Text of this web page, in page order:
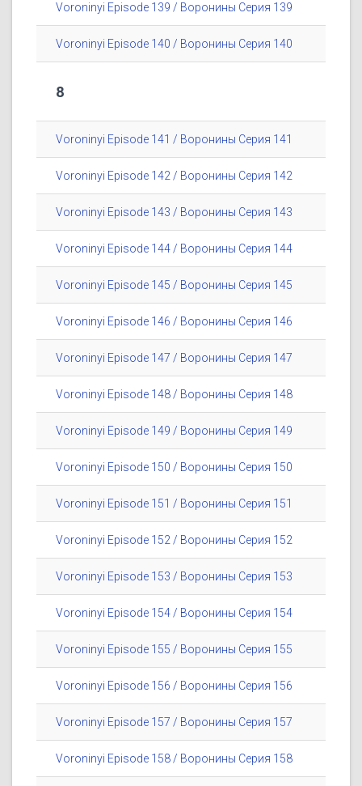
Voroninyi Episode 139 / Воронины Серия 139
Voroninyi Episode 140 / Воронины Серия 140
8
Voroninyi Episode 141 / Воронины Серия 141
Voroninyi Episode 142 / Воронины Серия 142
Voroninyi Episode 143 / Воронины Серия 143
Voroninyi Episode 144 / Воронины Серия 144
Voroninyi Episode 145 / Воронины Серия 145
Voroninyi Episode 146 / Воронины Серия 146
Voroninyi Episode 147 / Воронины Серия 147
Voroninyi Episode 148 / Воронины Серия 148
Voroninyi Episode 149 / Воронины Серия 149
Voroninyi Episode 150 / Воронины Серия 150
Voroninyi Episode 151 / Воронины Серия 151
Voroninyi Episode 152 / Воронины Серия 152
Voroninyi Episode 153 / Воронины Серия 153
Voroninyi Episode 154 / Воронины Серия 154
Voroninyi Episode 155 / Воронины Серия 155
Voroninyi Episode 156 / Воронины Серия 156
Voroninyi Episode 157 / Воронины Серия 157
Voroninyi Episode 158 / Воронины Серия 158